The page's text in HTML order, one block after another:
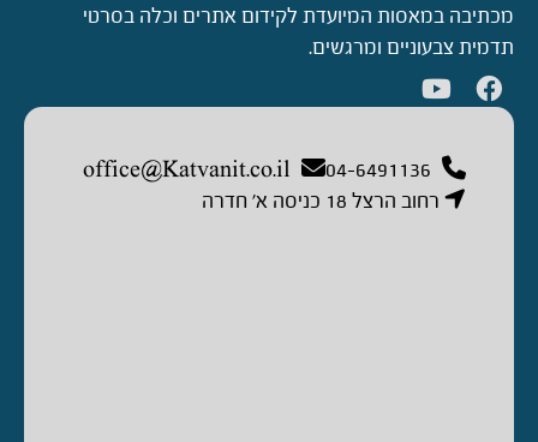
מכתיבה במאסות המיועדת לקידום אתרים וכלה בסרטי
תדמית צבעוניים ומרגשים.
04-6491136
office@Katvanit.co.il
רחוב הרצל 18 כניסה א’ חדרה